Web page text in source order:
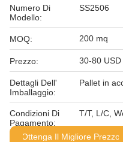
Numero Di
Modello:
SS2506
MOQ: 200 mq
Prezzo: 30-80
Dettagli Dell'
Imballaggio:
Pallet in
Condizioni Di
Pagamento:
T/T, L/C,
Ottenga Il Migliore Prezzo